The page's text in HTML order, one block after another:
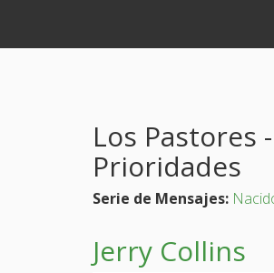
Los Pastores
Prioridades
Serie de Mensajes:
Jerry Collins